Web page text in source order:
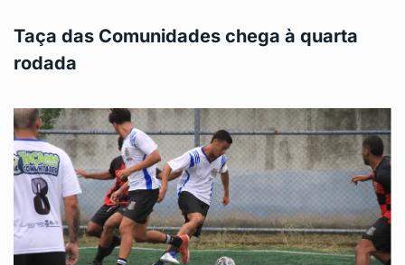
Taça das Comunidades chega à quarta
rodada